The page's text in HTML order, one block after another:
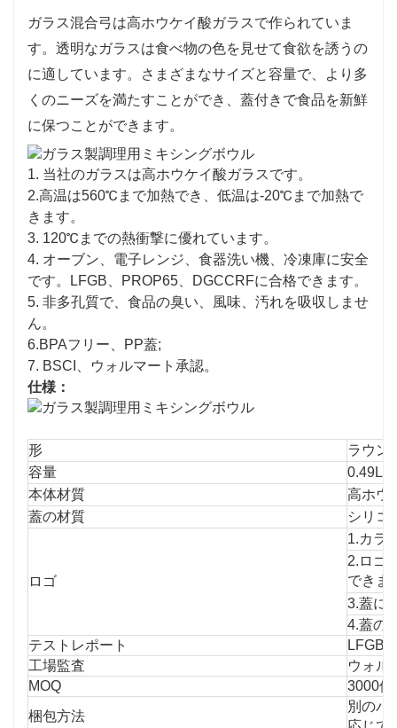
ガラス混合弓は高ホウケイ酸ガラスで作られていま
す。透明なガラスは食べ物の色を見せて食欲を誘うの
に適しています。さまざまなサイズと容量で、より多
くのニーズを満たすことができ、蓋付きで食品を新鮮
に保つことができます。
1. 当社のガラスは高ホウケイ酸ガラスです。
2.高温は560℃まで加熱でき、低温は-20℃まで加熱で
きます。
3. 120℃までの熱衝撃に優れています。
4. オーブン、電子レンジ、食器洗い機、冷凍庫に安全
です。LFGB、PROP65、DGCCRFに合格できます。
5. 非多孔質で、食品の臭い、風味、汚れを吸収しませ
ん。
6.BPAフリー、PP蓋;
7. BSCI、ウォルマート承認。
仕様：
形
ラウン
容量
0.49L/
本体材質
高ホウ
蓋の材質
シリコ
ロゴ
1.カラ
2.ロゴ
できま
3.蓋に
4.蓋の
テストレポート
LFGB;
工場監査
ウォル
MOQ
3000個
梱包方法
別のパ